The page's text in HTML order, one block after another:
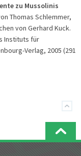
zu Mussolinis
Thomas Schlemmer,
von Gerhard Kuck.
Instituts für
Verlag, 2005 (291